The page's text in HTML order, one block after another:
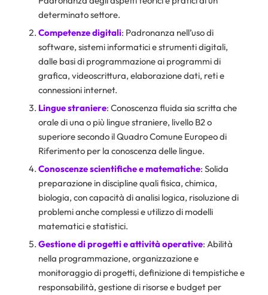
determinato settore.
Competenze digitali: Padronanza nell’uso di
software, sistemi informatici e strumenti digitali,
dalle basi di programmazione ai programmi di
grafica, videoscrittura, elaborazione dati, reti e
connessioni internet.
Lingue straniere: Conoscenza fluida sia scritta che
orale di una o più lingue straniere, livello B2 o
superiore secondo il Quadro Comune Europeo di
Riferimento per la conoscenza delle lingue.
Conoscenze scientifiche e matematiche: Solida
preparazione in discipline quali fisica, chimica,
biologia, con capacità di analisi logica, risoluzione di
problemi anche complessi e utilizzo di modelli
matematici e statistici.
Gestione di progetti e attività operative: Abilità
nella programmazione, organizzazione e
monitoraggio di progetti, definizione di tempistiche e
responsabilità, gestione di risorse e budget per